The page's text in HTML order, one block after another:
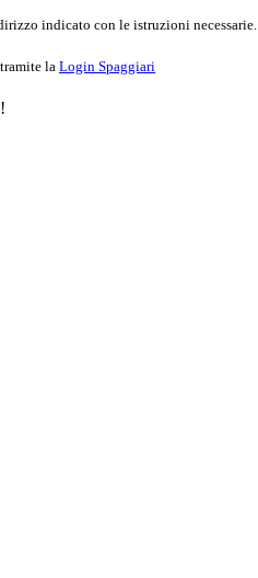
indicato con le istruzioni necessarie.
la Login Spaggiari